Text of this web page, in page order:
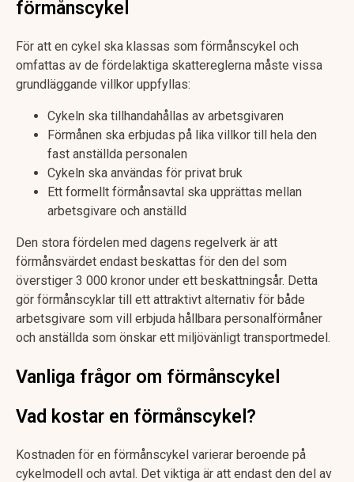
förmånscykel
För att en cykel ska klassas som förmånscykel och
omfattas av de fördelaktiga skattereglerna måste vissa
grundläggande villkor uppfyllas:
Cykeln ska tillhandahållas av arbetsgivaren
Förmånen ska erbjudas på lika villkor till hela den
fast anställda personalen
Cykeln ska användas för privat bruk
Ett formellt förmånsavtal ska upprättas mellan
arbetsgivare och anställd
Den stora fördelen med dagens regelverk är att
förmånsvärdet endast beskattas för den del som
överstiger 3 000 kronor under ett beskattningsår. Detta
gör förmånscyklar till ett attraktivt alternativ för både
arbetsgivare som vill erbjuda hållbara personalförmåner
och anställda som önskar ett miljövänligt transportmedel.
Vanliga frågor om förmånscykel
Vad kostar en förmånscykel?
Kostnaden för en förmånscykel varierar beroende på
cykelmodell och avtal. Det viktiga är att endast den del av